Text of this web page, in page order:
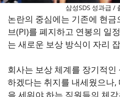
삼성SDS 성과급 /
논란의 중심에는 기존에 현
브(PI)를 폐지하고 연봉의 일
는 새로운 보상 방식이 자리
회사는 보상 체계를 장기적
하겠다는 취지를 내세웠으나,